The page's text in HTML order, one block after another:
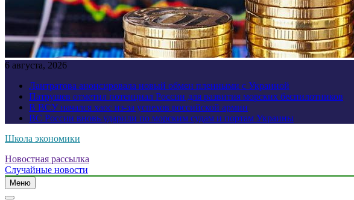
6 августа, 2026
Лантратова анонсировала новый обмен пленными с Украиной
Патрушев отметил потенциал России для развития морских беспилотников
В ВСУ начался хаос из-за успехов российской армии
ВС России вновь ударили по морским судам и портам Украины
Школа экономики
Новостная рассылка
Случайные новости
Меню